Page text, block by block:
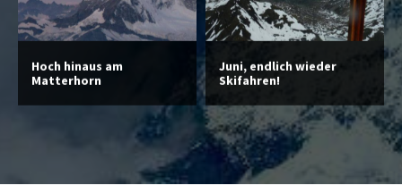
Hoch hinaus am
Matterhorn
Juni, endlich wieder
Skifahren!